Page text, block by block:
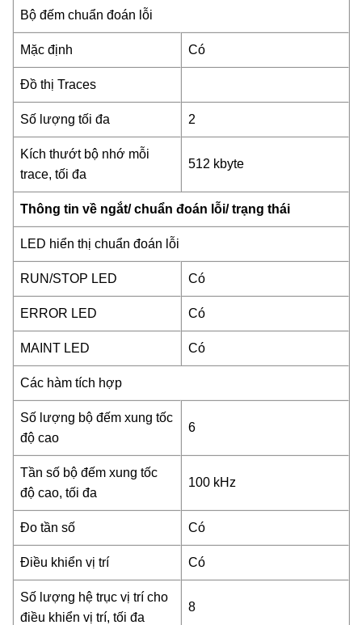
Bộ đếm chuẩn đoán lỗi
Mặc định Có
Đồ thị Traces
Số lượng tối đa 2
Kích thướt bộ nhớ mỗi
trace, tối đa
512 kbyte
Thông tin về ngắt/ chuẩn đoán lỗi/ trạng thái
LED hiển thị chuẩn đoán lỗi
RUN/STOP LED Có
ERROR LED Có
MAINT LED Có
Các hàm tích hợp
Số lượng bộ đếm xung tốc
độ cao
6
Tần số bộ đếm xung tốc
độ cao, tối đa
100 kHz
Đo tần số Có
Điều khiển vị trí Có
Số lượng hệ trục vị trí cho
điều khiển vị trí, tối đa
8